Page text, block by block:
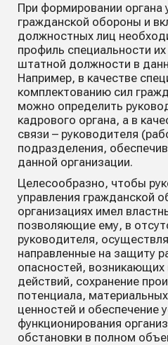
При формировании органа
гражданской обороны и
должностных лиц
профиль специальности
штатной должности в
Например, в качестве
комплектованию сил
можно определить
кадрового органа, а в
связи – руководителя
подразделения,
данной организации.
Целесообразно, чтобы
управления гражданской
организациях имел
позволяющие ему, в
руководителя,
направленные на защиту
опасностей,
действий, сохранение
потенциала,
ценностей и обеспечение
функционирования
обстановки в полном